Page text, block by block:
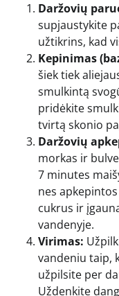
Daržovių
supjaustykite
užtikrins, kad
Kepinimas
šiek tiek
smulkintą
pridėkite
tvirtą skonio
Daržovių
morkas ir
7 minutes
nes
cukrus ir
vandenyje.
Virimas:
vandeniu taip,
užpilsite per
Uždenkite